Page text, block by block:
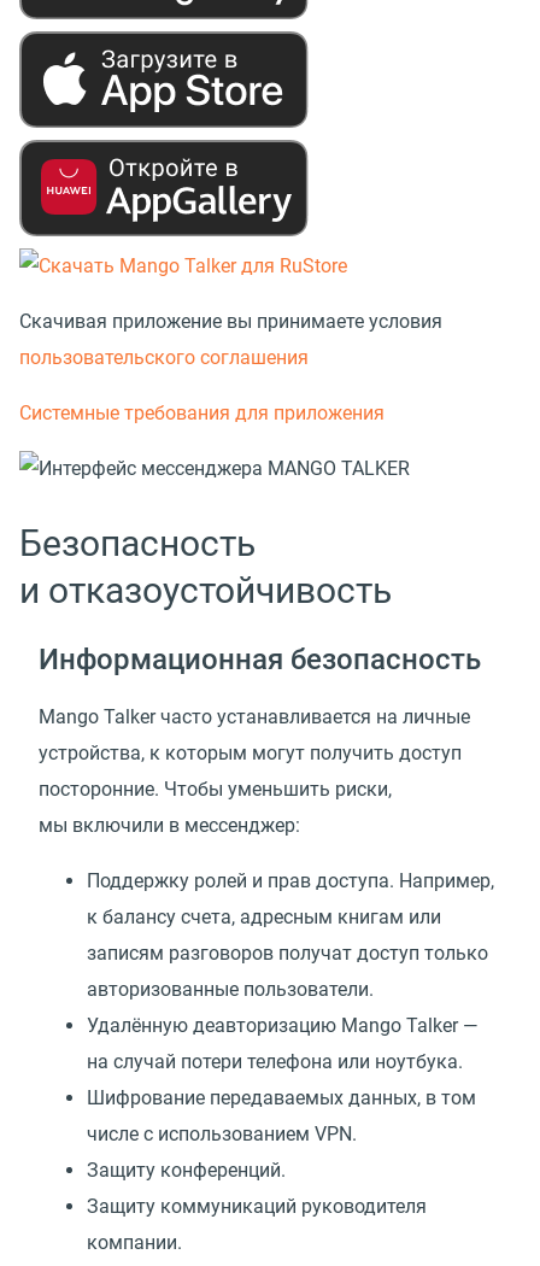
Скачивая приложение вы принимаете условия
пользовательского соглашения
Системные требования для приложения
Безопасность
и отказоустойчивость
Информационная безопасность
Mango Talker часто устанавливается на личные
устройства, к которым могут получить доступ
посторонние. Чтобы уменьшить риски,
мы включили в мессенджер:
Поддержку ролей и прав доступа. Например,
к балансу счета, адресным книгам или
записям разговоров получат доступ только
авторизованные пользователи.
Удалённую деавторизацию Mango Talker —
на случай потери телефона или ноутбука.
Шифрование передаваемых данных, в том
числе с использованием VPN.
Защиту конференций.
Защиту коммуникаций руководителя
компании.